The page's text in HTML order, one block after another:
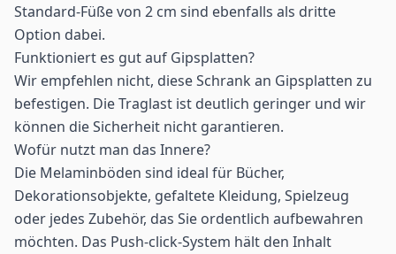
Standard-Füße von 2 cm sind ebenfalls als dritte
Option dabei.
Funktioniert es gut auf Gipsplatten?
Wir empfehlen nicht, diese Schrank an Gipsplatten zu
befestigen. Die Traglast ist deutlich geringer und wir
können die Sicherheit nicht garantieren.
Wofür nutzt man das Innere?
Die Melaminböden sind ideal für Bücher,
Dekorationsobjekte, gefaltete Kleidung, Spielzeug
oder jedes Zubehör, das Sie ordentlich aufbewahren
möchten. Das Push-click-System hält den Inhalt